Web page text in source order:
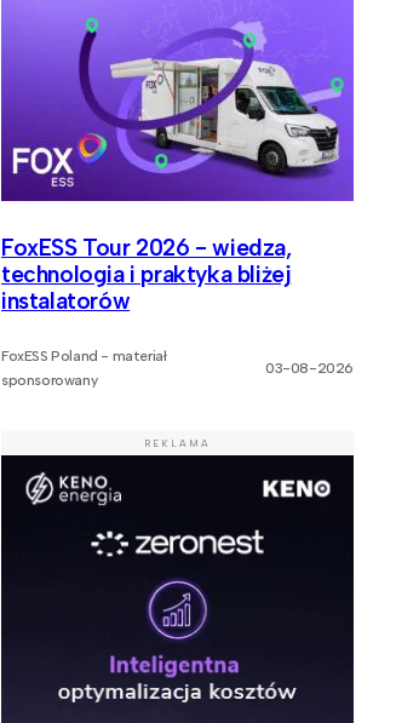
FoxESS Tour 2026 - wiedza,
technologia i praktyka bliżej
instalatorów
FoxESS Poland - materiał
sponsorowany
03-08-2026
REKLAMA